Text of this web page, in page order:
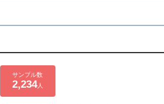
サンプル数
2,234人